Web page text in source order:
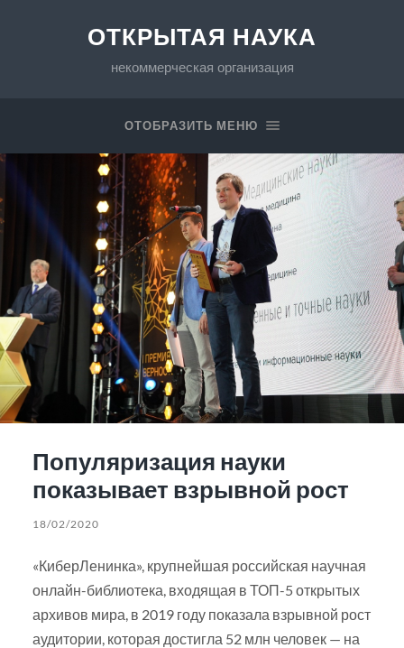
ОТКРЫТАЯ НАУКА
некоммерческая организация
ОТОБРАЗИТЬ МЕНЮ
Популяризация науки
показывает взрывной рост
18/02/2020
«КиберЛенинка», крупнейшая российская научная
онлайн-библиотека, входящая в ТОП-5 открытых
архивов мира, в 2019 году показала взрывной рост
аудитории, которая достигла 52 млн человек — на